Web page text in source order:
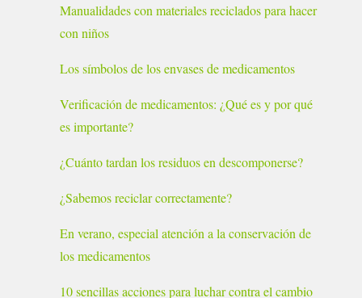
Manualidades con materiales reciclados para hacer
con niños
Los símbolos de los envases de medicamentos
Verificación de medicamentos: ¿Qué es y por qué
es importante?
¿Cuánto tardan los residuos en descomponerse?
¿Sabemos reciclar correctamente?
En verano, especial atención a la conservación de
los medicamentos
10 sencillas acciones para luchar contra el cambio